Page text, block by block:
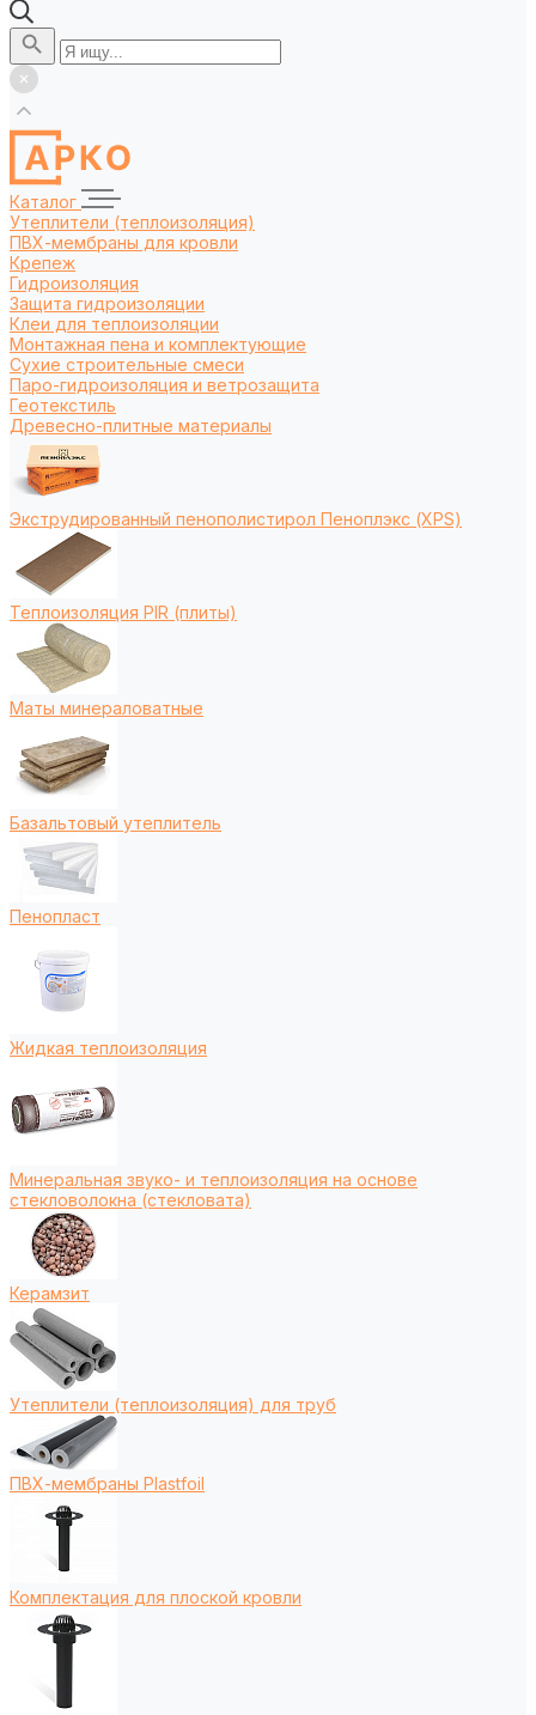
Каталог
Утеплители (теплоизоляция)
ПВХ-мембраны для кровли
Крепеж
Гидроизоляция
Защита гидроизоляции
Клеи для теплоизоляции
Монтажная пена и комплектующие
Сухие строительные смеси
Паро-гидроизоляция и ветрозащита
Геотекстиль
Древесно-плитные материалы
Экструдированный пенополистирол Пеноплэкс (XPS)
Теплоизоляция PIR (плиты)
Маты минераловатные
Базальтовый утеплитель
Пенопласт
Жидкая теплоизоляция
Минеральная звуко- и теплоизоляция на основе
стекловолокна (стекловата)
Керамзит
Утеплители (теплоизоляция) для труб
ПВХ-мембраны Plastfoil
Комплектация для плоской кровли